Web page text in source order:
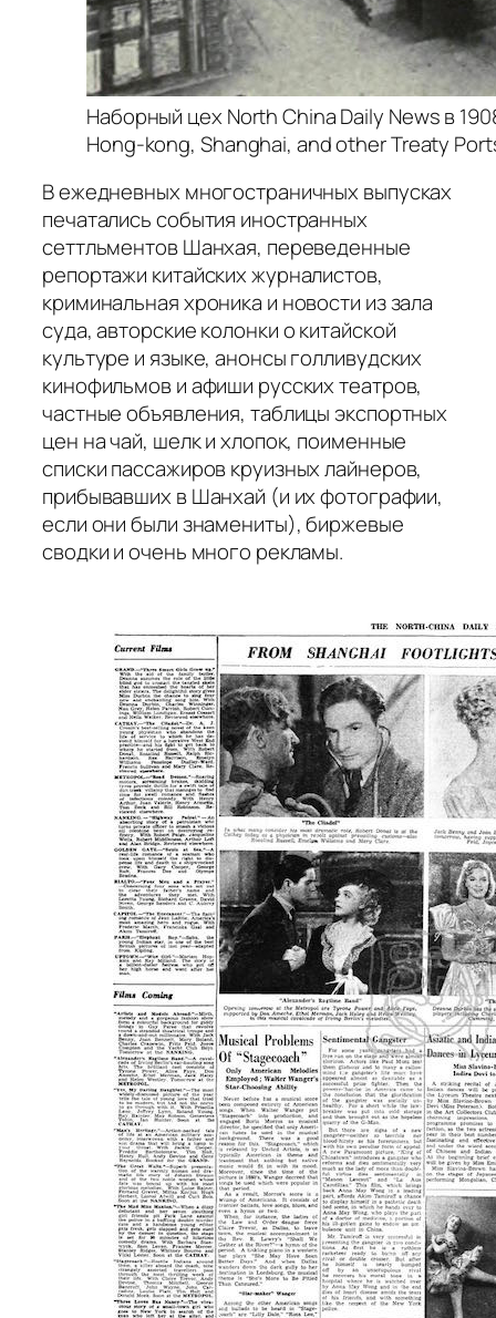
Наборный цех North China Daily News в
Hong-kong, Shanghai, and other Treaty
В ежедневных многостраничных выпусках
печатались события иностранных
сеттльментов Шанхая, переведенные
репортажи китайских журналистов,
криминальная хроника и новости из зала
суда, авторские колонки о китайской
культуре и языке, анонсы голливудских
кинофильмов и афиши русских театров,
частные объявления, таблицы экспортных
цен на чай, шелк и хлопок, поименные
списки пассажиров круизных лайнеров,
прибывавших в Шанхай (и их фотографии,
если они были знамениты), биржевые
сводки и очень много рекламы.